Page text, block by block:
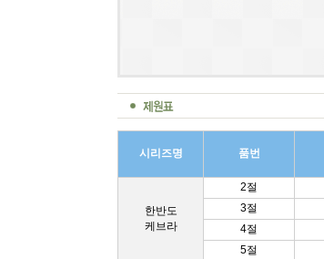
시리즈명 품번
한반도
케브라
2절
3절
4절
5절